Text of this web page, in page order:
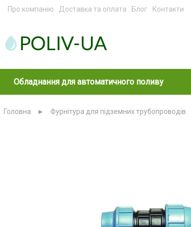
Про компанію Доставка та оплата Блог Контакти
Обладнання для автоматичного поливу
Головна ► Фурнітура для підземних трубопроводів